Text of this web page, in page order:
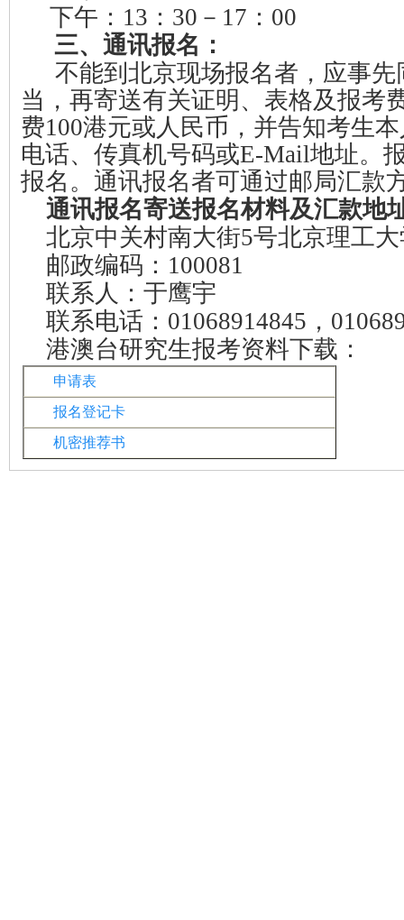
下午： 13 ： 30 － 17 ： 00
三、通讯报名：
不能到北京现场报名者，应事
当，再寄送有关证明、表格及报考
费100港元或人民币，并告知考生
电话、传真机号码或E-Mail地址。
报名。通讯报名者可通过邮局汇款
通讯报名寄送报名材料及汇款地
北京中关村南大街5号北京理工
邮政编码： 100081
联系人：于鹰宇
联系电话： 01068914845 ，
港澳台研究生报考资料下载：
申请表
报名登记卡
机密推荐书